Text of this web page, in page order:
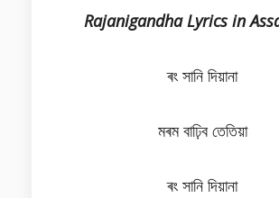
Rajanigandha Lyrics in
ৰং সানি দিয়ানা
মৰম বাঢ়িব তেতিয়া
ৰং সানি দিয়ানা